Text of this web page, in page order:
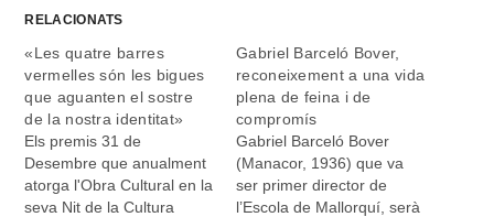
RELACIONATS
«Les quatre barres
vermelles són les bigues
que aguanten el sostre
de la nostra identitat»
Els premis 31 de
Desembre que anualment
atorga l'Obra Cultural en la
seva Nit de la Cultura
Gabriel Barceló Bover,
reconeixement a una vida
plena de feina i de
compromís
Gabriel Barceló Bover
(Manacor, 1936) que va
ser primer director de
l’Escola de Mallorquí, serà